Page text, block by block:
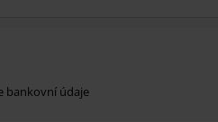
bankovní údaje